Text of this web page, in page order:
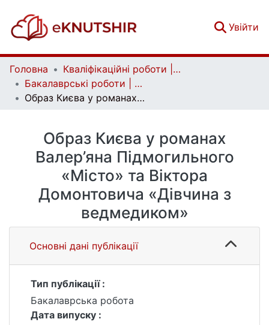
Увійти
Головна
Кваліфікаційні роботи | Qualifying works
Бакалаврські роботи | Bachelor theses
Образ Києва у романах Валер’яна Підмогильного «Місто» та Віктора Домонтовича «Дівчина з ведмедиком»
Образ Києва у романах
Валер’яна Підмогильного
«Місто» та Віктора
Домонтовича «Дівчина з
ведмедиком»
Основні дані публікації
Тип публікації :
Бакалаврська робота
Дата випуску :